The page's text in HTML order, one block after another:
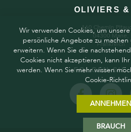
OLIVIERS &
160 Chemin
04300 Mane,
Frankreich
FOLGEN SIE
Wir verwenden Cookies, um
persönliche Angebote zu
erweitern. Wenn Sie die
Cookies nicht akzeptieren, kann
werden. Wenn Sie mehr wissen
Cookie-
ANNEHMEN
BRAUCH